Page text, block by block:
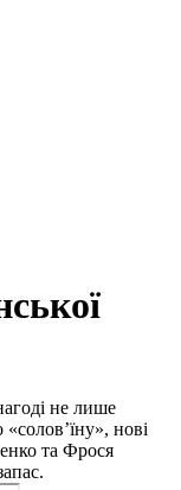
не лише
нові
та Фрося